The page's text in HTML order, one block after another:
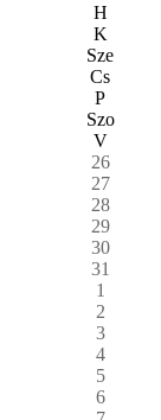
H
K
Sze
Cs
P
Szo
V
26
27
28
29
30
31
1
2
3
4
5
6